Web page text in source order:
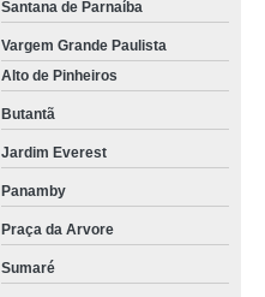
Santana de Parnaíba
Vargem Grande Paulista
Alto de Pinheiros
Butantã
Jardim Everest
Panamby
Praça da Arvore
Sumaré